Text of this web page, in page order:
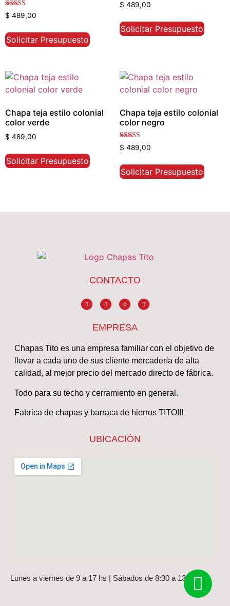
Valorado con
5.00
$ 489,00
Solicitar Presupuesto
$ 489,00
Solicitar Presupuesto
Chapa teja estilo colonial
color verde
$ 489,00
Solicitar Presupuesto
Chapa teja estilo colonial
color negro
Valorado con
5.00
$ 489,00
Solicitar Presupuesto
CONTACTO
EMPRESA
Chapas Tito es una empresa familiar con el objetivo de
llevar a cada uno de sus cliente mercadería de alta
calidad, al mejor precio del mercado directo de fábrica.
Todo para su techo y cerramiento en general.
Fabrica de chapas y barraca de hierros TITO!!!
UBICACIÓN
Lunes a viernes de 9 a 17 hs | Sábados de 8:30 a 13 hs